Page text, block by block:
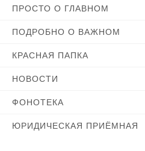
ПРОСТО О ГЛАВНОМ
ПОДРОБНО О ВАЖНОМ
КРАСНАЯ ПАПКА
НОВОСТИ
ФОНОТЕКА
ЮРИДИЧЕСКАЯ ПРИЁМНАЯ